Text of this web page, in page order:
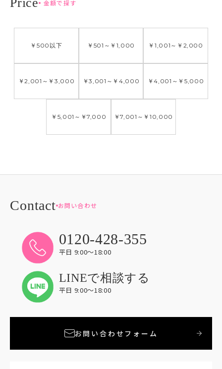
金額で探す
￥500 以下 ￥501 ～ ￥1,000 ￥1,001 ～ ￥2,000
￥2,001 ～ ￥3,000 ￥3,001 ～ ￥4,000 ￥4,001 ～ ￥5,000
￥5,001 ～ ￥7,000 ￥7,001 ～ ￥10,000
お問い合わせ
0120-428-355
平日 9:00〜18:00
LINEで相談する
平日 9:00〜18:00
お問い合わせフォーム